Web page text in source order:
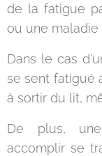
de la fatigue
ou une maladie
Dans le cas
se sent fatigué
à sortir du lit,
De plus,
accomplir se